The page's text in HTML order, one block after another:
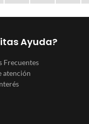
Ayuda?
Frecuentes
atención